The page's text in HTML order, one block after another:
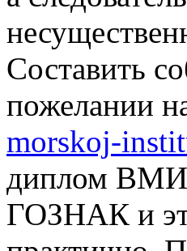
Составить
пожелании
morskoj-
диплом
ГОЗНАК и